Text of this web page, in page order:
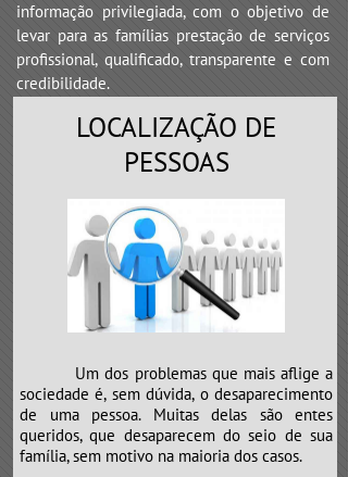
informação privilegiada, com o objetivo de
levar para as famílias prestação de serviços
profissional, qualificado, transparente e com
credibilidade.
LOCALIZAÇÃO DE
PESSOAS
Um dos problemas que mais aflige a
sociedade é, sem dúvida, o desaparecimento
de uma pessoa. Muitas delas são entes
queridos, que desaparecem do seio de sua
família, sem motivo na maioria dos casos.